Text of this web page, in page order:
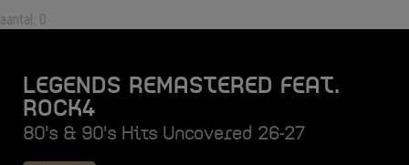
aantal: 0
LEGENDS REMASTERED FEAT.
ROCK4
80's & 90's Hits Uncovered 26-27